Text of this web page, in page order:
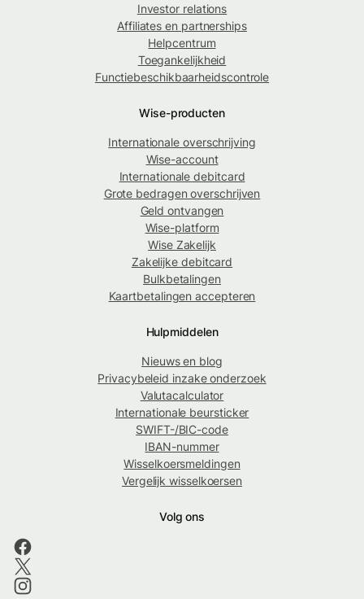
Investor relations
Affiliates en partnerships
Helpcentrum
Toegankelijkheid
Functiebeschikbaarheidscontrole
Wise-producten
Internationale overschrijving
Wise-account
Internationale debitcard
Grote bedragen overschrijven
Geld ontvangen
Wise-platform
Wise Zakelijk
Zakelijke debitcard
Bulkbetalingen
Kaartbetalingen accepteren
Hulpmiddelen
Nieuws en blog
Privacybeleid inzake onderzoek
Valutacalculator
Internationale beursticker
SWIFT-/BIC-code
IBAN-nummer
Wisselkoersmeldingen
Vergelijk wisselkoersen
Volg ons